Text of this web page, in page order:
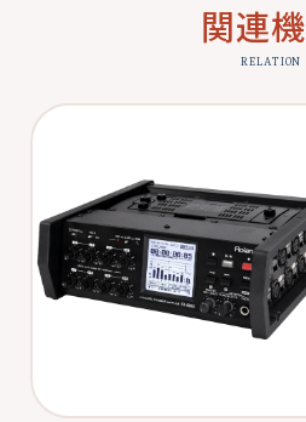
関連
RELATION